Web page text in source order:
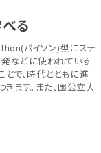
る
パイソン)型にステ
発などに使われている
で、時代とともに進
ます。また、国公立大